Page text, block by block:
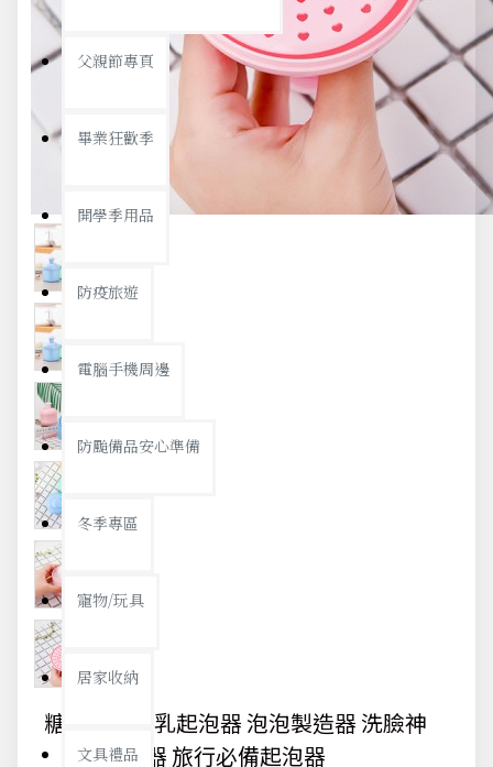
父親節專頁
畢業狂歡季
開學季用品
防疫旅遊
電腦手機周邊
防颱備品安心準備
冬季專區
寵物/玩具
居家收納
文具禮品
糖果色洗面乳起泡器 泡泡製造器 洗臉神
器 旅行必備起泡器